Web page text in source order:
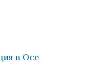
в Осе